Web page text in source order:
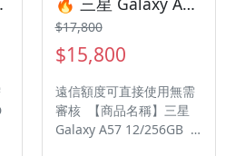
辰通訊行 雲林縣虎尾鎮林
森路二段200號 電話:05-
6339809 在地經營12年店
$17,800
$15,800
遠信額度可直接使用無需
審核 【商品名稱】三星
Galaxy A57 12/256GB